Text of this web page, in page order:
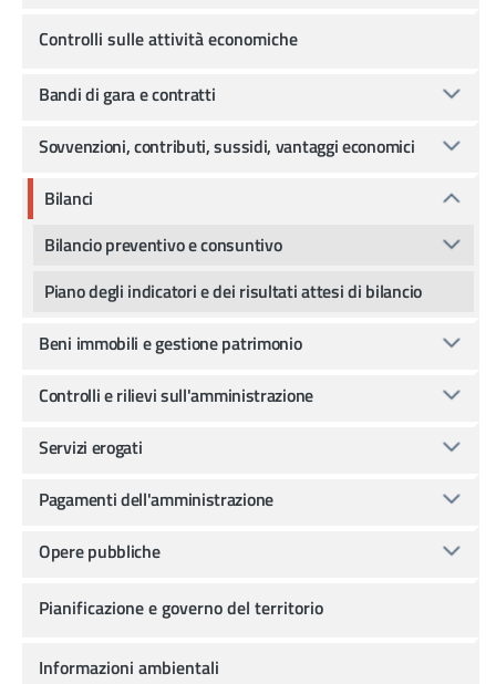
Controlli sulle attività economiche
Bandi di gara e contratti
Sovvenzioni, contributi, sussidi, vantaggi economici
Bilanci
Bilancio preventivo e consuntivo
Piano degli indicatori e dei risultati attesi di bilancio
Beni immobili e gestione patrimonio
Controlli e rilievi sull'amministrazione
Servizi erogati
Pagamenti dell'amministrazione
Opere pubbliche
Pianificazione e governo del territorio
Informazioni ambientali